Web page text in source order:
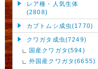
レア種・人気生体
(2808)
カブトムシ成虫(1770)
クワガタ成虫(7249)
国産クワガタ(594)
外国産クワガタ(6655)